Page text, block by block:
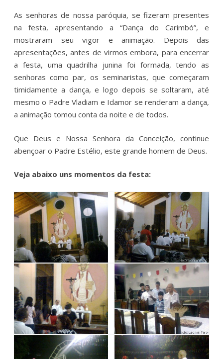
As senhoras de nossa paróquia, se fizeram presentes
na festa, apresentando a “Dança do Carimbó”, e
mostraram seu vigor e animação. Depois das
apresentações, antes de virmos embora, para encerrar
a festa, uma quadrilha junina foi formada, tendo as
senhoras como par, os seminaristas, que começaram
timidamente a dança, e logo depois se soltaram, até
mesmo o Padre Vladiam e Idamor se renderam a dança,
a animação tomou conta da noite e de todos.
Que Deus e Nossa Senhora da Conceição, continue
abençoar o Padre Estélio, este grande homem de Deus.
Veja abaixo uns momentos da festa: